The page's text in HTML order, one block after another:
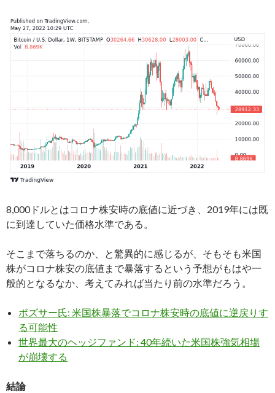
8,000ドルとはコロナ株安時の底値に近づき、2019年には既
に到達していた価格水準である。
そこまで落ちるのか、と驚異的に感じるが、そもそも米国
株がコロナ株安の底値まで暴落するという予想がもはや一
般的となるなか、考えてみれば当たり前の水準だろう。
ポズサー氏: 米国株暴落でコロナ株安時の底値に逆戻りす
る可能性
世界最大のヘッジファンド: 40年続いた米国株強気相場
が崩壊する
結論